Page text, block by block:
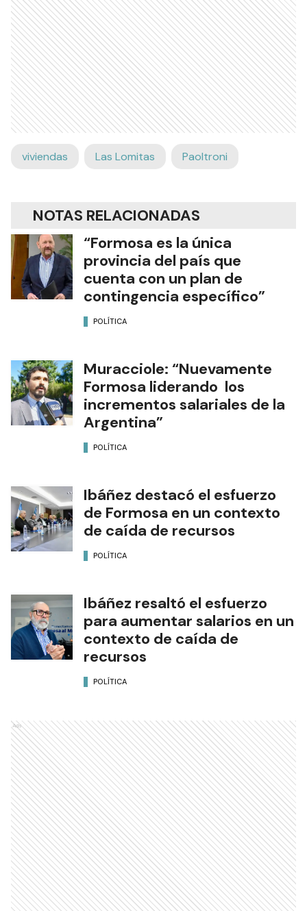
viviendas Las Lomitas Paoltroni
NOTAS RELACIONADAS
“Formosa es la única
provincia del país que
cuenta con un plan de
contingencia específico”
POLÍTICA
Muracciole: “Nuevamente
Formosa liderando los
incrementos salariales de la
Argentina”
POLÍTICA
Ibáñez destacó el esfuerzo
de Formosa en un contexto
de caída de recursos
POLÍTICA
Ibáñez resaltó el esfuerzo
para aumentar salarios en un
contexto de caída de
recursos
POLÍTICA
Ads